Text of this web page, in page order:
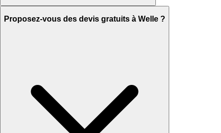
Proposez-vous des devis gratuits à Welle ?